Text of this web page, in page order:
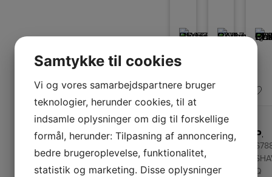
Panasonic Barbermaskine
RW33-
H503
Philips Barbermaskine S3143/00 P-CAP
P-
Philips Barbermaskine
Q
Samtykke til cookies
Vi og vores samarbejdspartnere bruger
teknologier, herunder cookies, til at
indsamle oplysninger om dig til forskellige
formål, herunder: Tilpasning af annoncering,
bedre brugeroplevelse, funktionalitet,
statistik og marketing. Disse oplysninger